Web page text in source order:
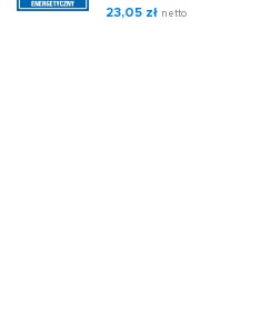
23,05 zł netto